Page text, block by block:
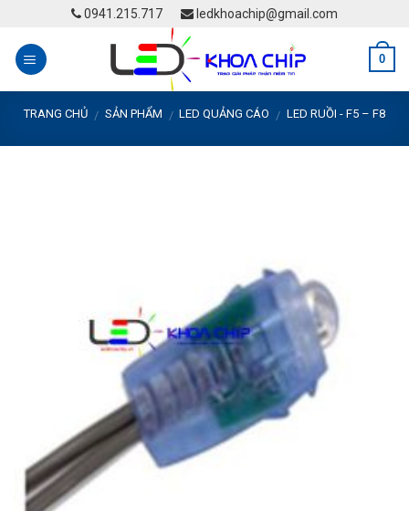
content
0941.215.717 ledkhoachip@gmail.com
0
TRANG CHỦ / SẢN PHẨM / LED QUẢNG CÁO / LED RUỒI - F5 – F8